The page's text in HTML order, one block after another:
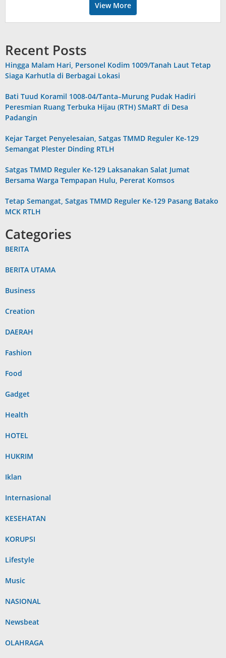
View More
Recent Posts
Hingga Malam Hari, Personel Kodim 1009/Tanah Laut Tetap
Siaga Karhutla di Berbagai Lokasi
Bati Tuud Koramil 1008-04/Tanta–Murung Pudak Hadiri
Peresmian Ruang Terbuka Hijau (RTH) SMaRT di Desa
Padangin
Kejar Target Penyelesaian, Satgas TMMD Reguler Ke-129
Semangat Plester Dinding RTLH
Satgas TMMD Reguler Ke-129 Laksanakan Salat Jumat
Bersama Warga Tempapan Hulu, Pererat Komsos
Tetap Semangat, Satgas TMMD Reguler Ke-129 Pasang Batako
MCK RTLH
Categories
BERITA
BERITA UTAMA
Business
Creation
DAERAH
Fashion
Food
Gadget
Health
HOTEL
HUKRIM
Iklan
Internasional
KESEHATAN
KORUPSI
Lifestyle
Music
NASIONAL
Newsbeat
OLAHRAGA